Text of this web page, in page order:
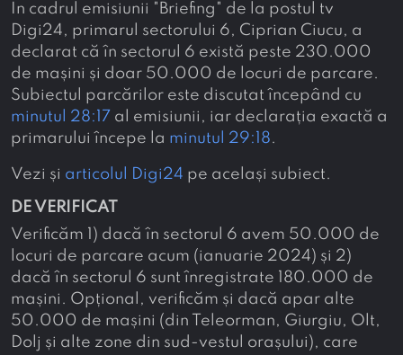
În cadrul emisiunii "Briefing" de la postul tv
Digi24, primarul sectorului 6, Ciprian Ciucu, a
declarat că în sectorul 6 există peste 230.000
de mașini și doar 50.000 de locuri de parcare.
Subiectul parcărilor este discutat începând cu
minutul 28:17 al emisiunii, iar declarația exactă a
primarului începe la minutul 29:18.
Vezi și articolul Digi24 pe același subiect.
DE VERIFICAT
Verificăm 1) dacă în sectorul 6 avem 50.000 de
locuri de parcare acum (ianuarie 2024) și 2)
dacă în sectorul 6 sunt înregistrate 180.000 de
mașini. Opțional, verificăm și dacă apar alte
50.000 de mașini (din Teleorman, Giurgiu, Olt,
Dolj și alte zone din sud-vestul orașului), care